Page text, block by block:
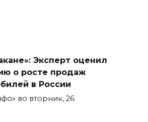
Эксперт оценил
о росте продаж
в России
во вторник, 26